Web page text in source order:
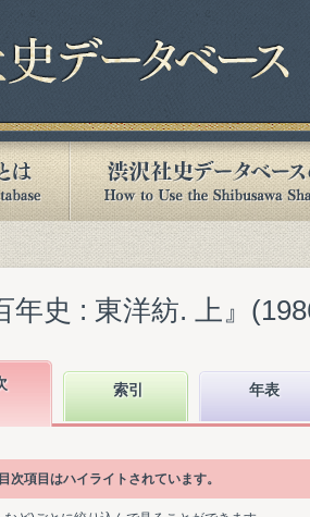
年史 : 東洋紡. 上』
索引 年表
項目はハイライトされています。